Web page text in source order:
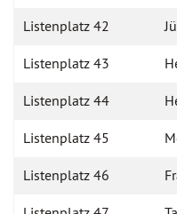
Listenplatz 42
Listenplatz 43
Listenplatz 44
Listenplatz 45
Listenplatz 46